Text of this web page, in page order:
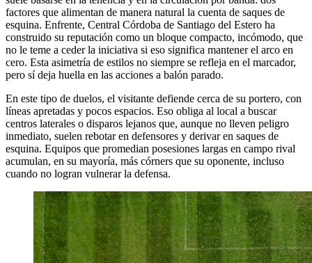
factores que alimentan de manera natural la cuenta de saques de
esquina. Enfrente, Central Córdoba de Santiago del Estero ha
construido su reputación como un bloque compacto, incómodo, que
no le teme a ceder la iniciativa si eso significa mantener el arco en
cero. Esta asimetría de estilos no siempre se refleja en el marcador,
pero sí deja huella en las acciones a balón parado.
En este tipo de duelos, el visitante defiende cerca de su portero, con
líneas apretadas y pocos espacios. Eso obliga al local a buscar
centros laterales o disparos lejanos que, aunque no lleven peligro
inmediato, suelen rebotar en defensores y derivar en saques de
esquina. Equipos que promedian posesiones largas en campo rival
acumulan, en su mayoría, más córners que su oponente, incluso
cuando no logran vulnerar la defensa.